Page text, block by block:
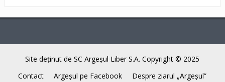
Site deţinut de SC Argeşul Liber S.A. Copyright © 2025
Contact
Argeşul pe Facebook Despre ziarul „Argeşul”